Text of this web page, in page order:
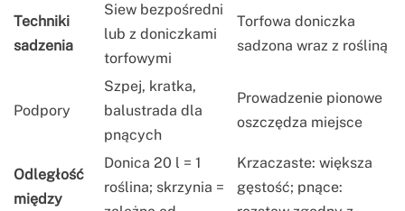
Techniki
sadzenia
Siew bezpośredni
lub z doniczkami
torfowymi
Torfowa doniczka
sadzona wraz z rośliną
Podpory
Szpej, kratka,
balustrada dla
pnących
Prowadzenie pionowe
oszczędza miejsce
Odległość
między
Donica 20 l = 1
roślina; skrzynia =
Krzaczaste: większa
gęstość; pnące: